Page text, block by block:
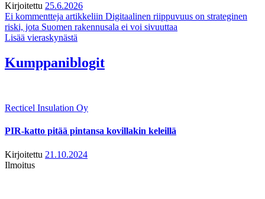
Kirjoitettu 25.6.2026
Ei kommentteja artikkeliin Digitaalinen riippuvuus on strateginen
riski, jota Suomen rakennusala ei voi sivuuttaa
Lisää vieraskynästä
Kumppaniblogit
Recticel Insulation Oy
PIR-katto pitää pintansa kovillakin keleillä
Kirjoitettu 21.10.2024
Ilmoitus